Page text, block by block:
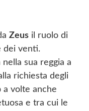
Zeus il ruolo di
dei venti.
sua reggia a
richiesta degli
a volte anche
e tra cui le